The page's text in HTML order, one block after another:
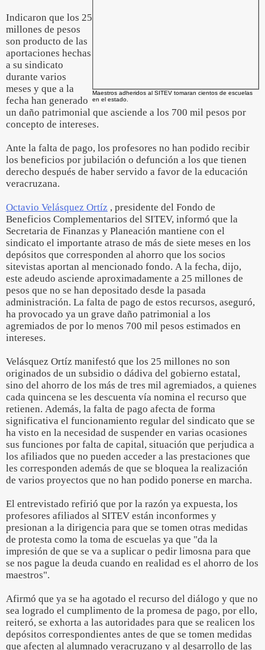
Maestros adheridos al SITEV tomaran cientos de escuelas
en el estado.
Indicaron que los 25
millones de pesos
son producto de las
aportaciones hechas
a su sindicato
durante varios
meses y que a la
fecha han generado
un daño patrimonial que asciende a los 700 mil pesos por
concepto de intereses.
Ante la falta de pago, los profesores no han podido recibir
los beneficios por jubilación o defunción a los que tienen
derecho después de haber servido a favor de la educación
veracruzana.
Octavio Velásquez Ortíz , presidente del Fondo de
Beneficios Complementarios del SITEV, informó que la
Secretaria de Finanzas y Planeación mantiene con el
sindicato el importante atraso de más de siete meses en los
depósitos que corresponden al ahorro que los socios
sitevistas aportan al mencionado fondo. A la fecha, dijo,
este adeudo asciende aproximadamente a 25 millones de
pesos que no se han depositado desde la pasada
administración. La falta de pago de estos recursos, aseguró,
ha provocado ya un grave daño patrimonial a los
agremiados de por lo menos 700 mil pesos estimados en
intereses.
Velásquez Ortíz manifestó que los 25 millones no son
originados de un subsidio o dádiva del gobierno estatal,
sino del ahorro de los más de tres mil agremiados, a quienes
cada quincena se les descuenta vía nomina el recurso que
retienen. Además, la falta de pago afecta de forma
significativa el funcionamiento regular del sindicato que se
ha visto en la necesidad de suspender en varias ocasiones
sus funciones por falta de capital, situación que perjudica a
los afiliados que no pueden acceder a las prestaciones que
les corresponden además de que se bloquea la realización
de varios proyectos que no han podido ponerse en marcha.
El entrevistado refirió que por la razón ya expuesta, los
profesores afiliados al SITEV están inconformes y
presionan a la dirigencia para que se tomen otras medidas
de protesta como la toma de escuelas ya que "da la
impresión de que se va a suplicar o pedir limosna para que
se nos pague la deuda cuando en realidad es el ahorro de los
maestros".
Afirmó que ya se ha agotado el recurso del diálogo y que no
sea logrado el cumplimento de la promesa de pago, por ello,
reiteró, se exhorta a las autoridades para que se realicen los
depósitos correspondientes antes de que se tomen medidas
que afecten al alumnado veracruzano y al desarrollo de las